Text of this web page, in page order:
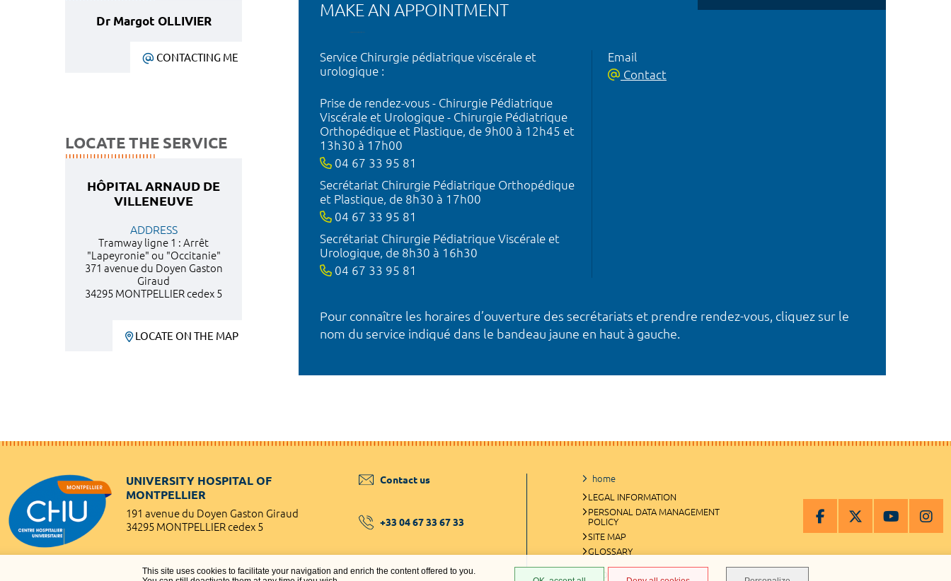
This site uses cookies to facilitate your navigation and enrich the content offered to you.
Dr Margot OLLIVIER
CONTACTING ME
LOCATE THE SERVICE
HÔPITAL ARNAUD DE
VILLENEUVE
ADDRESS
Tramway ligne 1 : Arrêt
"Lapeyronie" ou "Occitanie"
371 avenue du Doyen Gaston
Giraud
34295 MONTPELLIER cedex 5
LOCATE ON THE MAP
MAKE AN APPOINTMENT
Service Chirurgie pédiatrique viscérale et
urologique :
Prise de rendez-vous - Chirurgie Pédiatrique
Viscérale et Urologique - Chirurgie Pédiatrique
Orthopédique et Plastique, de 9h00 à 12h45 et
13h30 à 17h00
04 67 33 95 81
Secrétariat Chirurgie Pédiatrique Orthopédique
et Plastique, de 8h30 à 17h00
04 67 33 95 81
Secrétariat Chirurgie Pédiatrique Viscérale et
Urologique, de 8h30 à 16h30
04 67 33 95 81
Email
Contact
Pour connaître les horaires d’ouverture des secrétariats et prendre rendez-vous, cliquez sur le
nom du service indiqué dans le bandeau jaune en haut à gauche.
UNIVERSITY HOSPITAL OF
MONTPELLIER
191 avenue du Doyen Gaston Giraud
34295 MONTPELLIER cedex 5
Contact us
+33 04 67 33 67 33
home
LEGAL INFORMATION
PERSONAL DATA MANAGEMENT
POLICY
SITE MAP
GLOSSARY
COOKIES MANAGEMENT